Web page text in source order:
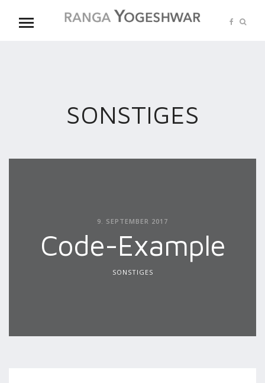
SONSTIGES
9. SEPTEMBER 2017
Code-Example
SONSTIGES